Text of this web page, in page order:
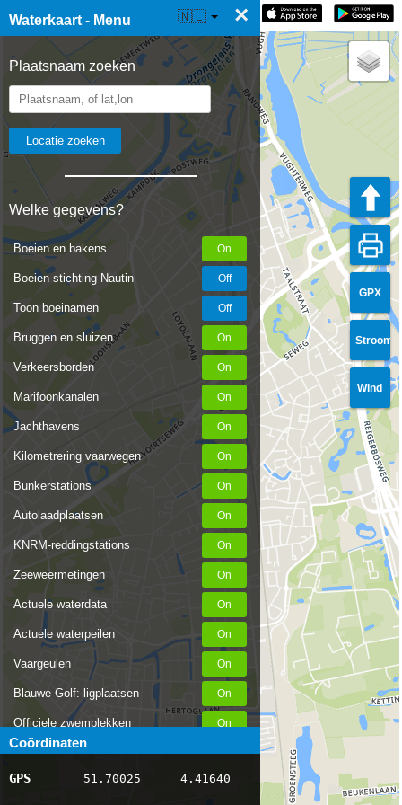
Waterkaart - Menu ×
Plaatsnaam zoeken
Welke gegevens?
Boeien en bakens
Boeien stichting Nautin
Toon boeinamen
Bruggen en sluizen
Verkeersborden
Marifoonkanalen
Jachthavens
Kilometrering vaarwegen
Bunkerstations
Autolaadplaatsen
KNRM-reddingstations
Zeeweermetingen
Actuele waterdata
Actuele waterpeilen
Vaargeulen
Blauwe Golf: ligplaatsen
Officiele zwemplekken
Stremmingen/hinder
AIS scheepsposities
Coördinaten
GPS 51.70025 4.41640
☰ Waterkaart Live 🇳🇱
GPX
Stroom
Wind